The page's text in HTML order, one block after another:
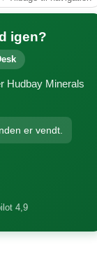
igen?
Hudbay Minerals
er vendt.
4,9